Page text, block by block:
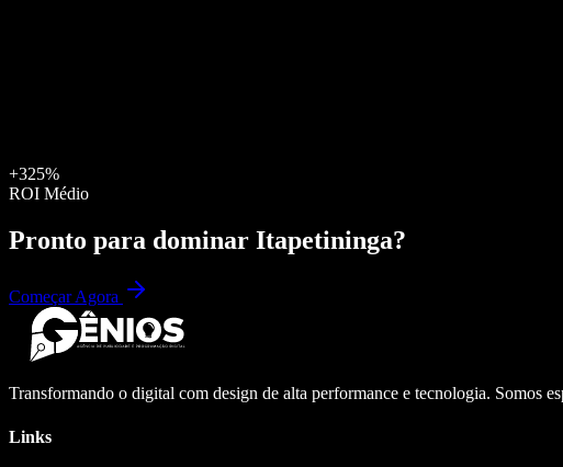
+325%
ROI Médio
Pronto para dominar Itapetininga?
Começar Agora
Transformando o digital com design de alta performance e tecnologia. Somos
Links